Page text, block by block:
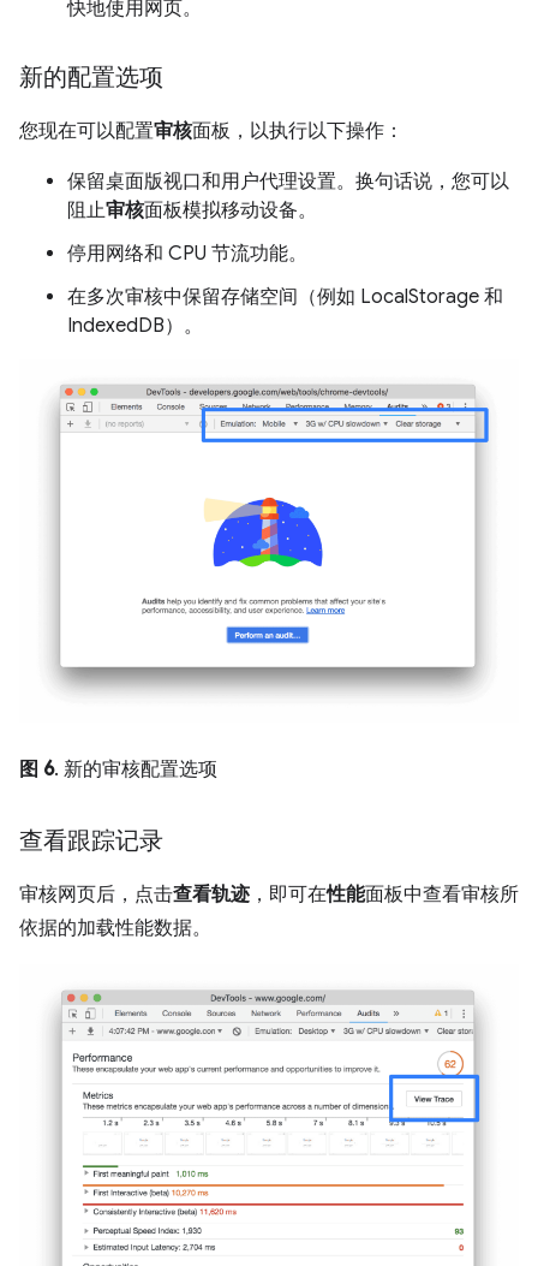
快地使用网页。
新的配置选项
您现在可以配置审核面板，以执行以下操作：
保留桌面版视口和用户代理设置。换句话说，您可以
阻止审核面板模拟移动设备。
停用网络和 CPU 节流功能。
在多次审核中保留存储空间（例如 LocalStorage 和
IndexedDB）。
图 6. 新的审核配置选项
查看跟踪记录
审核网页后，点击查看轨迹 ，即可在性能面板中查看审核所
依据的加载性能数据。